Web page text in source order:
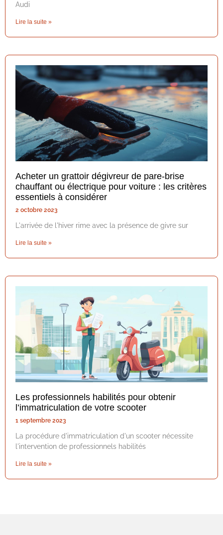
Audi
Lire la suite »
Acheter un grattoir dégivreur de pare-brise
chauffant ou électrique pour voiture : les critères
essentiels à considérer
2 octobre 2023
L'arrivée de l'hiver rime avec la présence de givre sur
Lire la suite »
Les professionnels habilités pour obtenir
l’immatriculation de votre scooter
1 septembre 2023
La procédure d'immatriculation d'un scooter nécessite
l'intervention de professionnels habilités
Lire la suite »